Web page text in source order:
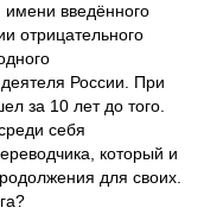
введённого
отрицательного
России. При
за 10 лет до того.
себя
который и
для своих.